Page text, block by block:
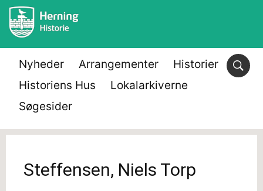
Nyheder Arrangementer
Historier
Historiens Hus
Lokalarkiverne
Søgesider
Steffensen, Niels Torp